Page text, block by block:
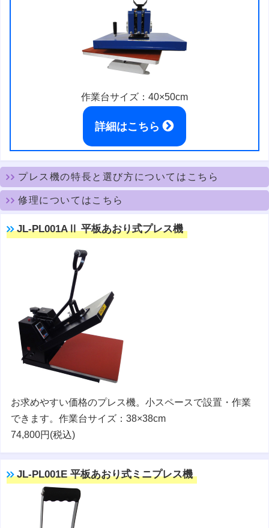
作業台サイズ：40×50cm
詳細はこちら
プレス機の特長と選び方についてはこちら
修理についてはこちら
JL-PL001AⅡ 平板あおり式プレス機
お求めやすい価格のプレス機。小スペースで設置・作業
できます。作業台サイズ：38×38cm
74,800円(税込)
JL-PL001E 平板あおり式ミニプレス機